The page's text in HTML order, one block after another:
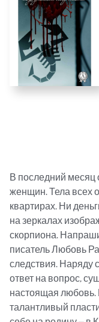
В последний месяц
женщин. Тела всех
квартирах. Ни
на зеркалах
скорпиона.
писатель Любовь
следствия. Наряду
ответ на вопрос,
настоящая любовь.
талантливый